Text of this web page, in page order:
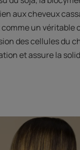
aux cheveux
un véritable
des cellules du
et assure la